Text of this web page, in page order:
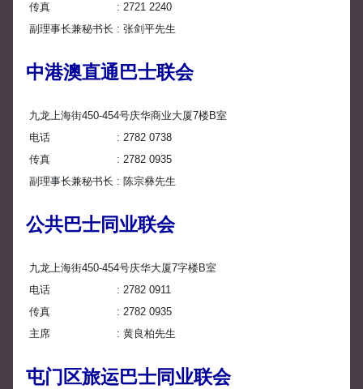
传真
2721 2240
副理事长兼秘书长
张剑平先生
中港澳直通巴士联会
九龙上海街450-454号庆华商业大厦7楼B室
电话
2782 0738
传真
2782 0935
副理事长兼秘书长
陈宗彝先生
公共巴士同业联会
九龙上海街450-454号庆华大厦7字楼B室
电话
2782 0911
传真
2782 0935
主席
黄良柏先生
屯门区旅运巴士同业联会